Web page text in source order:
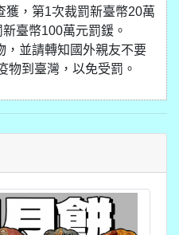
獲，第1次裁罰新臺幣20萬
臺幣100萬元罰鍰。
，並請轉知國外親友不要
物到臺灣，以免受罰。